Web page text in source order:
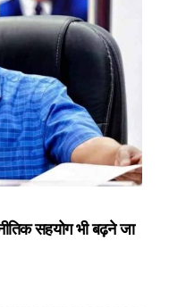
सहयोग भी बढ़ने जा